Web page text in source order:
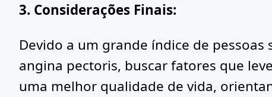
3. Considerações Finais:
Devido a um grande índice de
angina pectoris, buscar fatores que
uma melhor qualidade de vida,